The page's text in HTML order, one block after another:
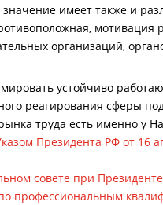
имеет также и
мотивация
организаций,
устойчиво
реагирования сферы
труда есть именно у
Президента РФ от 16
совете при Президенте
профессиональным